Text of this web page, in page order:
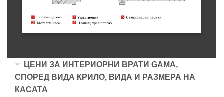
ЦЕНИ ЗА ИНТЕРИОРНИ ВРАТИ GAMA,
СПОРЕД ВИДА КРИЛО, ВИДА И РАЗМЕРА НА
КАСАТА